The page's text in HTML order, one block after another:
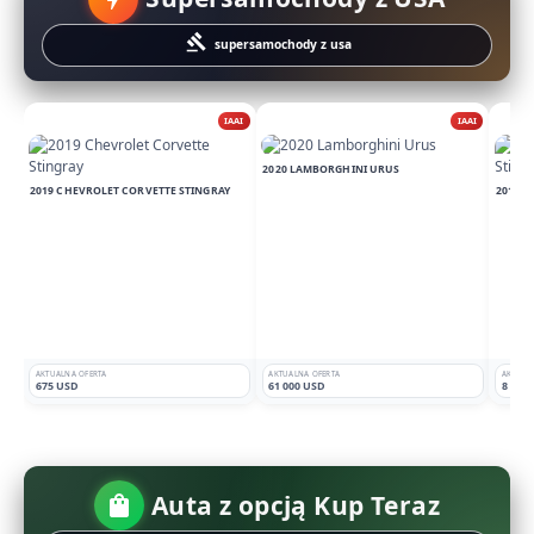
gavel supersamochody z usa
IAAI
2019 CHEVROLET CORVETTE STINGRAY
AKTUALNA OFERTA
675 USD
IAAI
2020 LAMBORGHINI URUS
AKTUALNA OFERTA
61 000 USD
2019
8 900
shopping_bag Auta z opcją Kup Teraz